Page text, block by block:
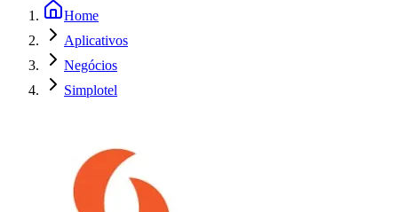
Home
Aplicativos
Negócios
Simplotel